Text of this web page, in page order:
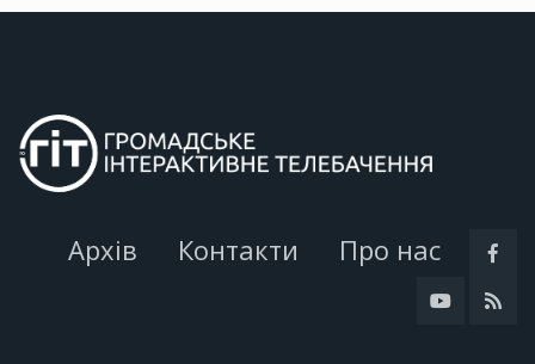
Архів Контакти Про нас